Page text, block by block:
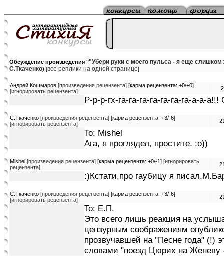
Обсуждение произведения ""Убери руки с моего пульса - я еще слишком
C.Tкаченко) [все реплики на одной странице]
Андрей Кошмаров [произведения рецензента] [карма рецензента: +0/+0]
[игнорировать рецензента]
Р-р-р-гх-га-га-га-га-га-га-га-а-а-
C.Tкаченко [произведения рецензента] [карма рецензента: +3/-6]
[игнорировать рецензента]
To: Mishel
Ага, я проглядел, простите. :о))
Mishel [произведения рецензента] [карма рецензента: +0/-1] [игнорировать
рецензента]
:)Кстати,про гаубицу я
C.Tкаченко [произведения рецензента] [карма рецензента: +3/-6]
[игнорировать рецензента]
To: Е.П.
Это всего лишь реакция на
цензурным соображениям
прозвучавшей на "Песне года" (!)
словами "поезд Цюрих на Женеву